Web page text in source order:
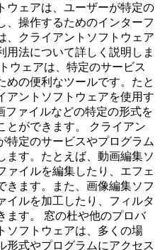
ウェアは、ユーザーが特定の
、操作するためのインターフ
、クライアントソフトウェア
用法について詳しく説明しま
ウェアは、特定のサービス
めの便利なツールです。たと
アントソフトウェアを使用す
ファイルなどの特定の形式を
とができます。 クライアン
特定のサービスやプログラム
ます。たとえば、動画編集ソ
ァイルを編集したり、エフェ
きます。また、画像編集ソフ
イルを加工したり、フィルタ
ます。 窓の杜や他のプロバ
ソフトウェアは、多くの場
形式やプログラムにアクセス